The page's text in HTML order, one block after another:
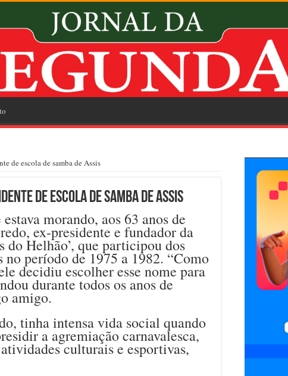
de escola de samba de Assis
de escola de samba de Assis
morando, aos 63 anos de
ex-presidente e fundador da
do Helhão’, que participou dos
no período de 1975 a 1982. “Como
decidiu escolher esse nome para
durante todos os anos de
amigo.
tinha intensa vida social quando
a agremiação carnavalesca,
culturais e esportivas,